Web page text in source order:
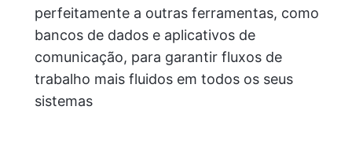
perfeitamente a outras ferramentas, como
bancos de dados e aplicativos de
comunicação, para garantir fluxos de
trabalho mais fluidos em todos os seus
sistemas